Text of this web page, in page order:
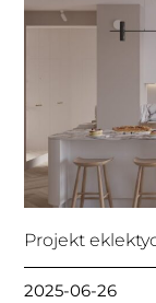
Projekt
2025-06-26